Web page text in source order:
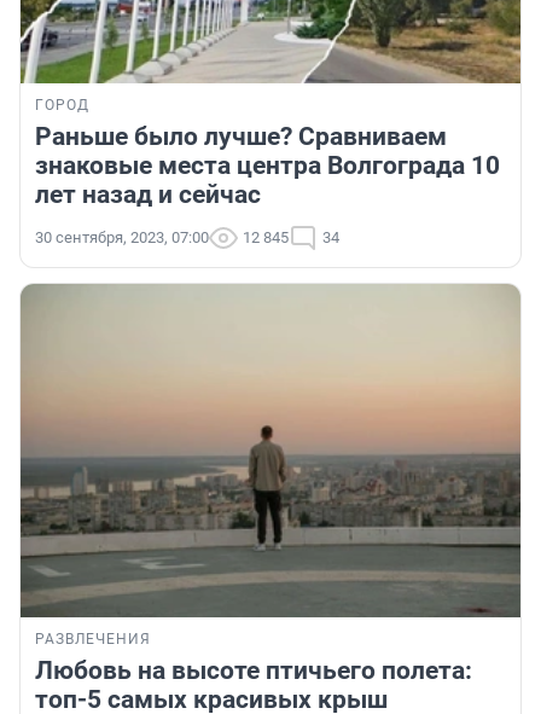
ГОРОД
Раньше было лучше? Сравниваем
знаковые места центра Волгограда 10
лет назад и сейчас
30 сентября, 2023, 07:00 12 845 34
РАЗВЛЕЧЕНИЯ
Любовь на высоте птичьего полета:
топ-5 самых красивых крыш